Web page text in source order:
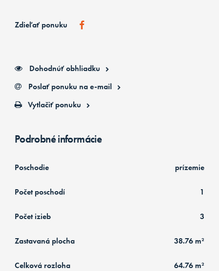
Zdieľať ponuku
Dohodnúť obhliadku
Poslať ponuku na e-mail
Vytlačiť ponuku
Podrobné informácie
Poschodie prízemie
Počet poschodí 1
Počet izieb 3
Zastavaná plocha 38.76 m²
Celková rozloha 64.76 m²